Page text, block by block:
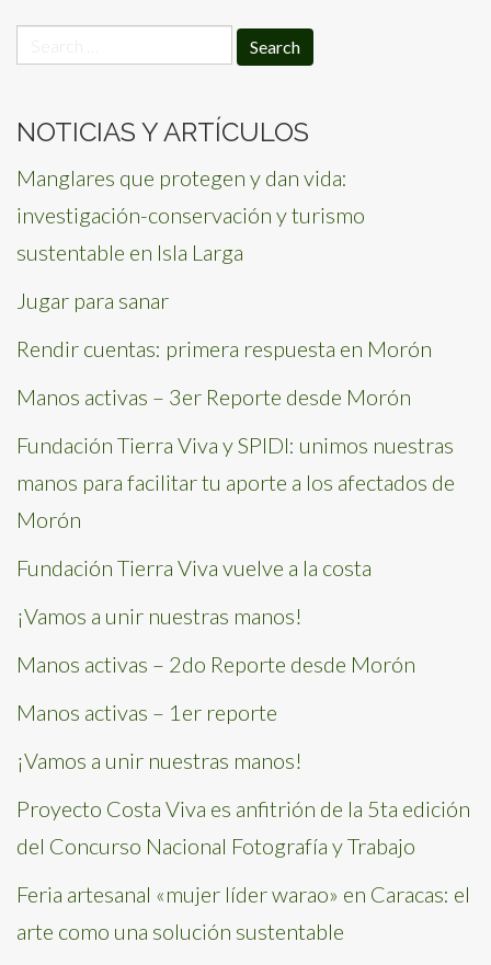
for:
NOTICIAS Y ARTÍCULOS
Manglares que protegen y dan vida:
investigación-conservación y turismo
sustentable en Isla Larga
Jugar para sanar
Rendir cuentas: primera respuesta en Morón
Manos activas – 3er Reporte desde Morón
Fundación Tierra Viva y SPIDI: unimos nuestras
manos para facilitar tu aporte a los afectados de
Morón
Fundación Tierra Viva vuelve a la costa
¡Vamos a unir nuestras manos!
Manos activas – 2do Reporte desde Morón
Manos activas – 1er reporte
¡Vamos a unir nuestras manos!
Proyecto Costa Viva es anfitrión de la 5ta edición
del Concurso Nacional Fotografía y Trabajo
Feria artesanal «mujer líder warao» en Caracas: el
arte como una solución sustentable